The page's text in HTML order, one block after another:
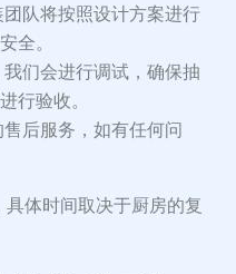
队将按照设计方案进行
全。
们会进行调试，确保抽
行验收。
后服务，如有任何问
体时间取决于厨房的复